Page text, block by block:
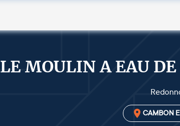
LE MOULIN A EAU
CAMBON